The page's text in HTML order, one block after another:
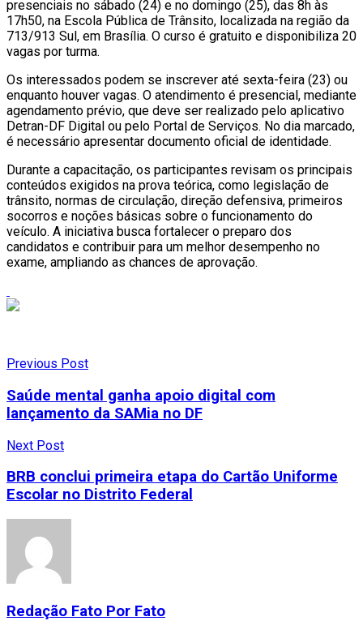
presenciais no sábado (24) e no domingo (25), das 8h às
17h50, na Escola Pública de Trânsito, localizada na região da
713/913 Sul, em Brasília. O curso é gratuito e disponibiliza 20
vagas por turma.
Os interessados podem se inscrever até sexta-feira (23) ou
enquanto houver vagas. O atendimento é presencial, mediante
agendamento prévio, que deve ser realizado pelo aplicativo
Detran-DF Digital ou pelo Portal de Serviços. No dia marcado,
é necessário apresentar documento oficial de identidade.
Durante a capacitação, os participantes revisam os principais
conteúdos exigidos na prova teórica, como legislação de
trânsito, normas de circulação, direção defensiva, primeiros
socorros e noções básicas sobre o funcionamento do
veículo. A iniciativa busca fortalecer o preparo dos
candidatos e contribuir para um melhor desempenho no
exame, ampliando as chances de aprovação.
Previous Post
Saúde mental ganha apoio digital com
lançamento da SAMia no DF
Next Post
BRB conclui primeira etapa do Cartão Uniforme
Escolar no Distrito Federal
Redação Fato Por Fato